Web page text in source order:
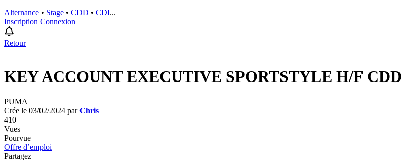
Alternance • Stage • CDD • CDI...
Inscription Connexion
Retour
KEY ACCOUNT EXECUTIVE SPORTSTYLE H/F CDD
PUMA
Crée le 03/02/2024 parChris
410
Vues
Pourvue
Offre d’emploi
Partagez